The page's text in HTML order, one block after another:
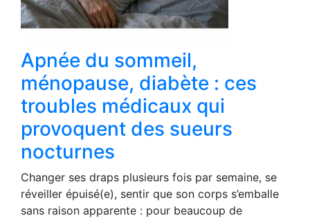
Apnée du sommeil,
ménopause, diabète : ces
troubles médicaux qui
provoquent des sueurs
nocturnes
Changer ses draps plusieurs fois par semaine, se
réveiller épuisé(e), sentir que son corps s’emballe
sans raison apparente : pour beaucoup de